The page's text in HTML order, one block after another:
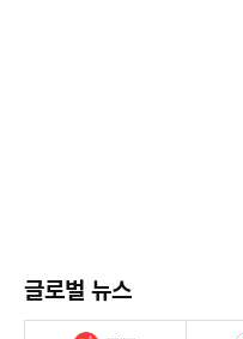
글로벌 뉴스